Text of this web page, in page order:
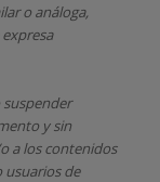
o análoga,
suspender
y sin
a los contenidos
usuarios de